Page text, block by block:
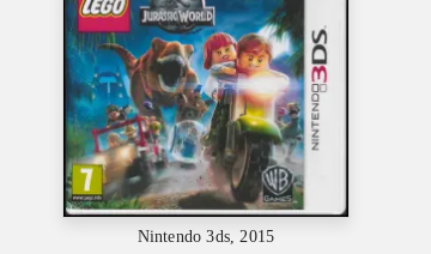
Nintendo 3ds, 2015